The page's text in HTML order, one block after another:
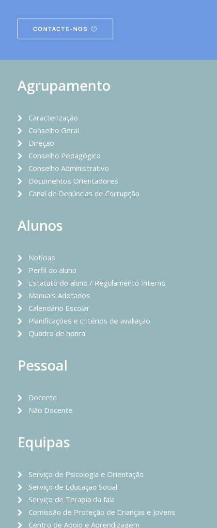
CONTACTE-NOS
Agrupamento
Caracterização
Conselho Geral
Direção
Conselho Pedagógico
Conselho Administrativo
Documentos Orientadores
Canal de Denúncias de Corrupção
Alunos
Notícias
Perfil do aluno
Estatuto do aluno / Regulamento Interno
Manuais Adotados
Calendário Escolar
Planificações e critérios de avaliação
Quadro de honra
Pessoal
Docente
Não Docente
Equipas
Serviço de Psicologia e Orientação
Serviço de Educação Social
Serviço de Terapia da fala
Comissão de Proteção de Crianças e Jovens
Centro de Apoio e Aprendizagem